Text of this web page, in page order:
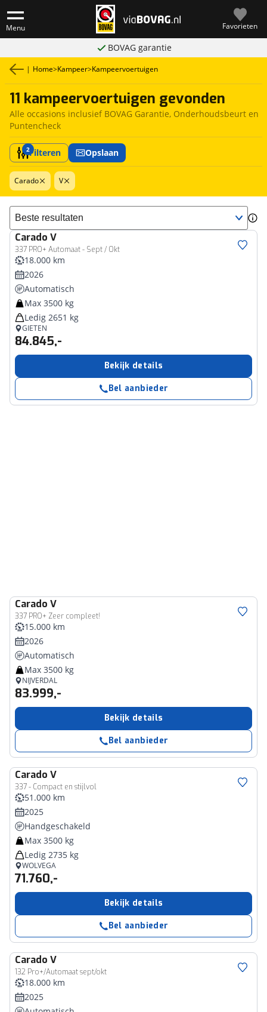
Menu Favorieten
BOVAG garantie
| Home>Kampeer>Kampeervoertuigen
11 kampeervoertuigen gevonden
Alle occasions inclusief BOVAG Garantie, Onderhoudsbeurt en
Puntencheck
2Filteren Opslaan
Carado V
Sorteer resultaten
Carado V
337 PRO+ Automaat - Sept / Okt
18.000 km
2026
Automatisch
Max 3500 kg
Ledig 2651 kg
GIETEN
84.845,-
Bekijk details
Bel aanbieder
Carado V
337 PRO+ Zeer compleet!
15.000 km
2026
Automatisch
Max 3500 kg
NIJVERDAL
83.999,-
Bekijk details
Bel aanbieder
Carado V
337 - Compact en stijlvol
51.000 km
2025
Handgeschakeld
Max 3500 kg
Ledig 2735 kg
WOLVEGA
71.760,-
Bekijk details
Bel aanbieder
Carado V
132 Pro+/Automaat sept/okt
18.000 km
2025